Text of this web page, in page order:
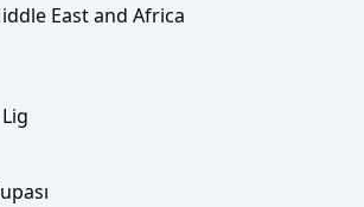
East and Africa